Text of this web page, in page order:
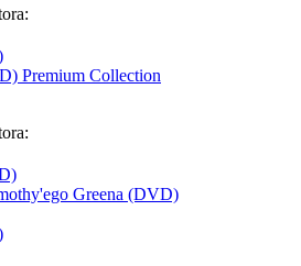
Premium Collection
Greena (DVD)